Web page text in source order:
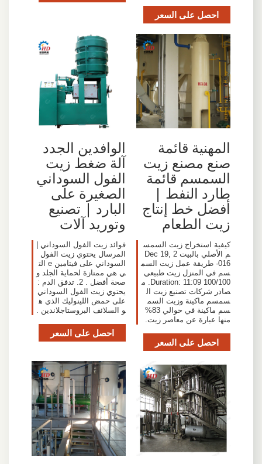
احصل على السعر
المهنية قائمة
صنع مصنع زيت
السمسم قائمة
طارد النفط |
أفضل خط إنتاج
زيت الطعام
كيفية استخراج زيت السمس
م الأصلي بالبيت Dec 19, 2
016· طريقة عمل زيت السم
سم في المنزل زيت طبيعي
100/100 Duration: 11:09. م
صادر شركات تصنيع زيت ال
سمسم ماكينة وزيت السم
سم ماكينة في حوالي 83%
منها عبارة عن معاصر زيت.
احصل على السعر
الوافدين الجدد
آلة ضغط زيت
الفول السوداني
الصغيرة على
البارد | تصنيع
وتوريد آلات
فوائد زيت الفول السوداني |
المرسال يحتوي زيت الفول
السوداني على فيتامين e الت
ي هي ممتازة لحماية الجلد و
صحة أفضل . 2. تدفق الدم :
يحتوي زيت الفول السوداني
على حمض اللينوليك الذي ه
و السلائف البروستاجلاندين .
احصل على السعر